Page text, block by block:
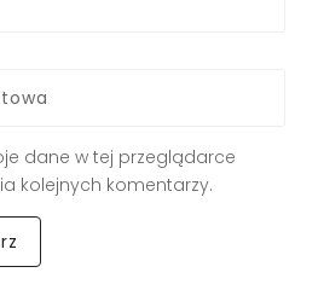
dane w tej przeglądarce
kolejnych komentarzy.